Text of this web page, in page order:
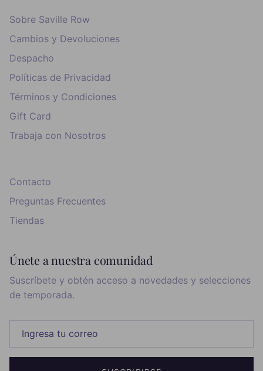
Sobre Saville Row
Cambios y Devoluciones
Despacho
Políticas de Privacidad
Términos y Condiciones
Gift Card
Trabaja con Nosotros
Contacto
Preguntas Frecuentes
Tiendas
Únete a nuestra comunidad
Suscríbete y obtén acceso a novedades y selecciones
de temporada.